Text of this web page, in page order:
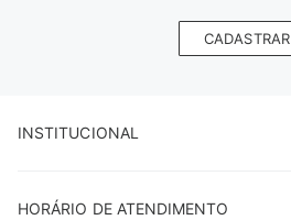
CADASTRAR
INSTITUCIONAL
HORÁRIO DE ATENDIMENTO